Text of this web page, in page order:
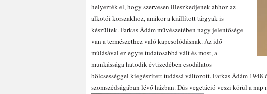
helyezték el, hogy szervesen illeszkedjenek ahhoz az
alkotói korszakhoz, amikor a kiállított tárgyak is
készültek. Farkas Ádám művészetében nagy jelentősége
van a természethez való kapcsolódásnak. Az idő
múlásával ez egyre tudatosabbá vált és most, a
munkássága hatodik évtizedében csodálatos
bölcsességgel kiegészített tudássá változott. Farkas Ádám 1948
szomszédságában lévő házban. Dús vegetáció veszi körül a